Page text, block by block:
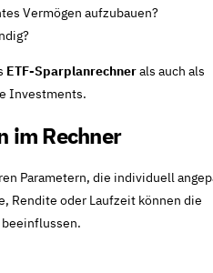
Vermögen aufzubauen?
ETF-Sparplanrechnerals auch als
Investments.
im Rechner
Parametern, die individuell
Rendite oder Laufzeit können die